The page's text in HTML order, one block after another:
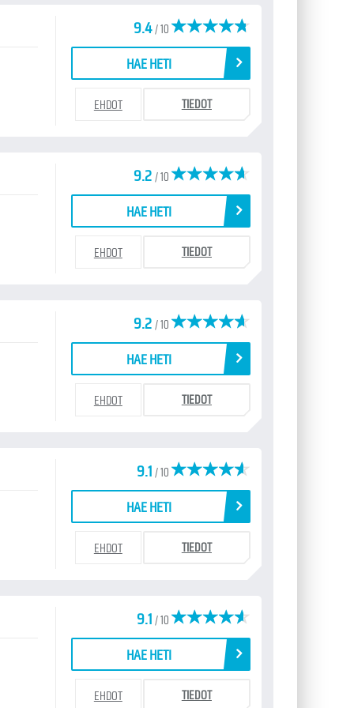
9.4/ 10
HAE HETI
EHDOT TIEDOT
9.2/ 10
HAE HETI
EHDOT TIEDOT
9.2/ 10
HAE HETI
EHDOT TIEDOT
9.1/ 10
HAE HETI
EHDOT TIEDOT
9.1/ 10
HAE HETI
EHDOT TIEDOT